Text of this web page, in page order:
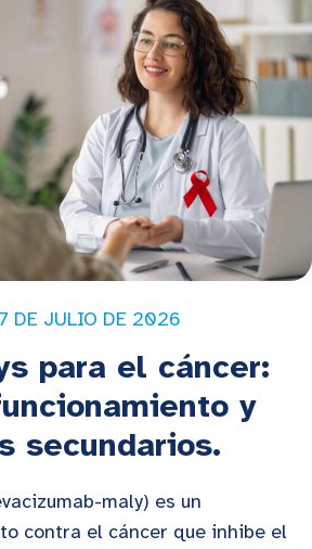
7 DE JULIO DE 2026
para el cáncer:
y
secundarios.
maly) es un
contra el cáncer que inhibe el